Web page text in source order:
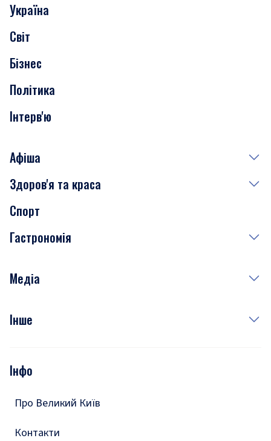
Скандали
Нерухомість
Транспорт
Україна
Світ
Бізнес
Політика
Інтерв'ю
Афіша
Сьогодні
Завтра
Субота
Здоров'я та краса
Медицина
Краса
Спорт
Гастрономія
Рецепти
Медіа
Фото
Подкасти
Інше
Тести
Інфо
Про Великий Київ
Контакти